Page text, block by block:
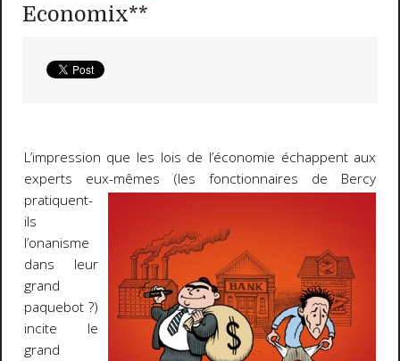
Economix**
L’impression que les lois de l’économie échappent aux
experts eux-mêmes (les fonctionnaires de Bercy
pratiquent-
ils
l’onanisme
dans leur
grand
paquebot ?)
incite le
grand